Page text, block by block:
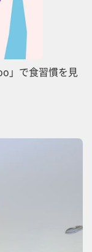
」で食習慣を見